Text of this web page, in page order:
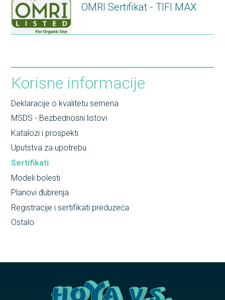
OMRI Sertifikat - TIFI MAX
Korisne informacije
Deklaracije o kvalitetu semena
MSDS - Bezbednosni listovi
Katalozi i prospekti
Uputstva za upotrebu
Sertifikati
Modeli bolesti
Planovi đubrenja
Registracije i sertifikati preduzeća
Ostalo